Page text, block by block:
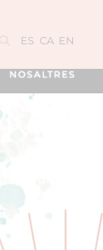
ES CA EN
NOSALTRES